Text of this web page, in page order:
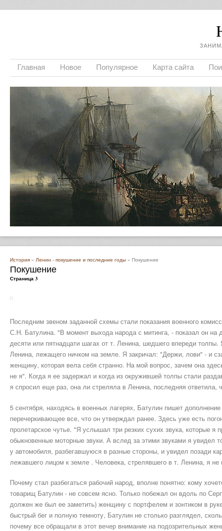
Главная Новое Популярное Карта сайта
История » Ленин - покушение и последние годы » Покушение
Покушение
Страница 3
Последним звеном заданной схемы стали показания военного
С.Н. Батулина. "В момент выхода народа с митинга, - показал он на
десяти или пятнадцати шагах от т. Ленина, шедшего впереди
Ленина, лежащего ничком на земле. Я закричал: "Держи, лови" - и
женщину, которая вела себя странно. На мой вопрос, зачем она
не я". Когда я ее задержал и когда из окружившей толпы стали
я спросил еще раз, она ли стреляла в Ленина, последняя ответила,
5 сентября, находясь в военных лагерях, Батулин пишет
перечеркивающее все, что он утверждал ранее. Здесь уже есть
пролетарское чутье. "Я услышал три резких сухих звука, которые я
обыкновенные моторные звуки. А вслед за этими звуками я увидел
у автомобиля, разбегавшуюся в разные стороны, и увидел позади
лежавшего лицом к земле . Человека, стрелявшего в т. Ленина, я не
Почему стал разбегаться рабочий народ, вполне понятно: кому
товарищ Батулин - не совсем ясно. Только побежал он вдоль по
должен же был ее заметить) женщину с портфелем и зонтиком в
быстрый бег и полную темноту, Батулин не столько разглядел,
почему все обращали в этот вечер внимание на подозрительных